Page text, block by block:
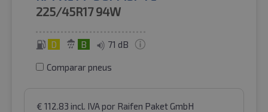
225/45R17 94W
D B 71 dB
Comparar pneus
€ 112.83 incl. IVApor Raifen Paket GmbH